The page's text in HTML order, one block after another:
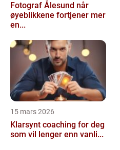
Fotograf Ålesund når
øyeblikkene fortjener mer
en...
15 mars 2026
Klarsynt coaching for deg
som vil lenger enn vanli...